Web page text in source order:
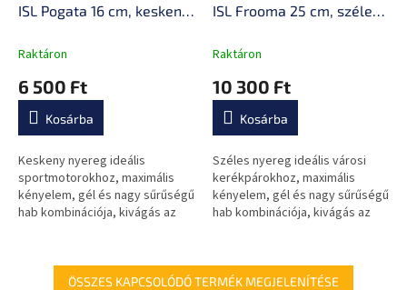
ISL Pogata 16 cm, keskeny
érzékeny területeken
Raktáron
6 500 Ft
Kosárba
Keskeny nyereg ideális
sportmotorokhoz, maximális
kényelem, gél és nagy sűrűségű
hab kombinációja, kivágás az
műbőr...
ISL Frooma 25 cm, széles
érzékeny területeken
Raktáron
10 300 Ft
Kosárba
Széles nyereg ideális városi
kerékpárokhoz, maximális
kényelem, gél és nagy sűrűségű
hab kombinációja, kivágás az
tartós...
ÖSSZES KAPCSOLÓDÓ TERMÉK MEGJELENÍTÉSE